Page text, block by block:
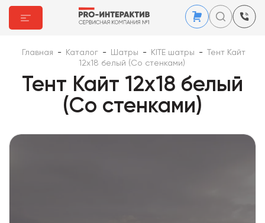
Главная - Каталог - Шатры - KITE шатры -
Тент Кайт
12x18 белый (Со стенками)
Тент Кайт 12x18 белый
(Со стенками)